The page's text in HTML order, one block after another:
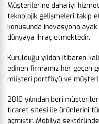
Müşterilerine daha iyi
teknolojik gelişmeleri takip
konusunda inovasyona
dünyaya ihraç etmektedir.
Kurulduğu yıldan itibaren
edinen firmamız her geçen
müşteri portföyü ve müşteri
2010 yılından beri
ticaret sitesi ile ürünlerini
açmıştır. Mobilya